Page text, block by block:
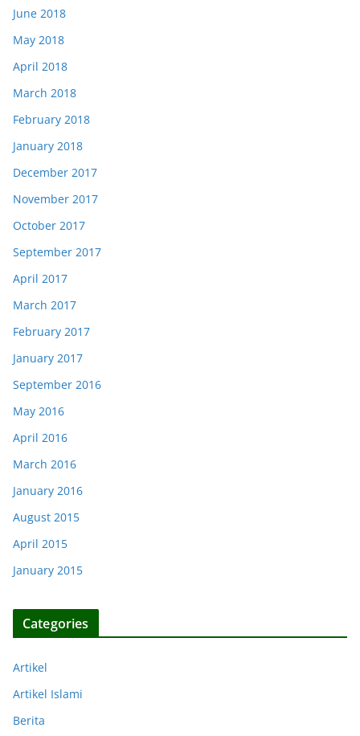
June 2018
May 2018
April 2018
March 2018
February 2018
January 2018
December 2017
November 2017
October 2017
September 2017
April 2017
March 2017
February 2017
January 2017
September 2016
May 2016
April 2016
March 2016
January 2016
August 2015
April 2015
January 2015
Categories
Artikel
Artikel Islami
Berita